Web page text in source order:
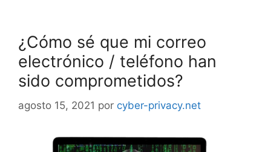
¿Cómo sé que mi correo
electrónico / teléfono han
sido comprometidos?
agosto 15, 2021 por cyber-privacy.net